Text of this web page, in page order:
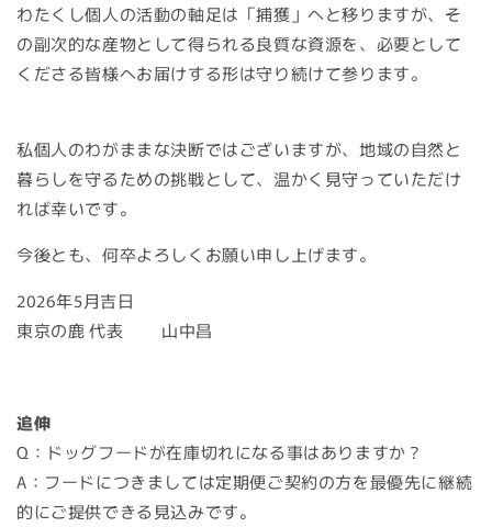
わたくし個人の活動の軸足は「捕獲」へと移りますが、そ
の副次的な産物として得られる良質な資源を、必要として
くださる皆様へお届けする形は守り続けて参ります。
私個人のわがままな決断ではございますが、地域の自然と
暮らしを守るための挑戦として、温かく見守っていただけ
れば幸いです。
今後とも、何卒よろしくお願い申し上げます。
2026年5月吉日
東京の鹿 代表 山中昌
追伸
Q：ドッグフードが在庫切れになる事はありますか？
A：フードにつきましては定期便ご契約の方を最優先に継続
的にご提供できる見込みです。